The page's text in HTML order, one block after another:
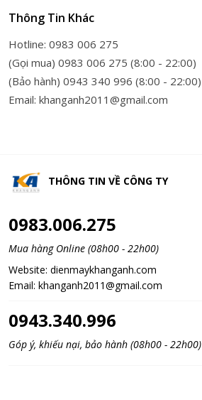
Thông Tin Khác
Hotline: 0983 006 275
(Gọi mua) 0983 006 275 (8:00 - 22:00)
(Bảo hành) 0943 340 996 (8:00 - 22:00)
Email: khanganh2011@gmail.com
THÔNG TIN VỀ CÔNG TY
0983.006.275
Mua hàng Online (08h00 - 22h00)
Website: dienmaykhanganh.com
Email: khanganh2011@gmail.com
0943.340.996
Góp ý, khiếu nại, bảo hành (08h00 - 22h00)